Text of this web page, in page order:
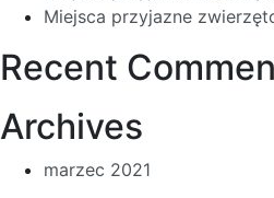
Miejsca przyjazne
Recent
Archives
marzec 2021